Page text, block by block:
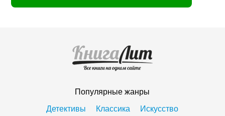
Популярные жанры
Детективы
Классика
Искусство